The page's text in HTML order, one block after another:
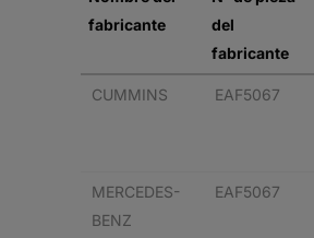
fabricante
del
fabricante
CUMMINS EAF5067
MERCEDES-
BENZ
EAF5067